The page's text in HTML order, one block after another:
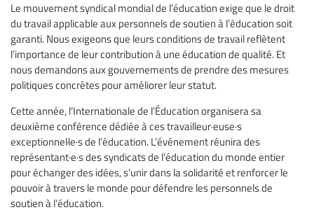
Le mouvement syndical mondial de l’éducation exige que le droit
du travail applicable aux personnels de soutien à l’éducation soit
garanti. Nous exigeons que leurs conditions de travail reflètent
l’importance de leur contribution à une éducation de qualité. Et
nous demandons aux gouvernements de prendre des mesures
politiques concrètes pour améliorer leur statut.
Cette année, l’Internationale de l’Éducation organisera sa
deuxième conférence dédiée à ces travailleur·euse·s
exceptionnel·le·s de l’éducation. L’événement réunira des
représentant·e·s des syndicats de l’éducation du monde entier
pour échanger des idées, s’unir dans la solidarité et renforcer le
pouvoir à travers le monde pour défendre les personnels de
soutien à l’éducation.